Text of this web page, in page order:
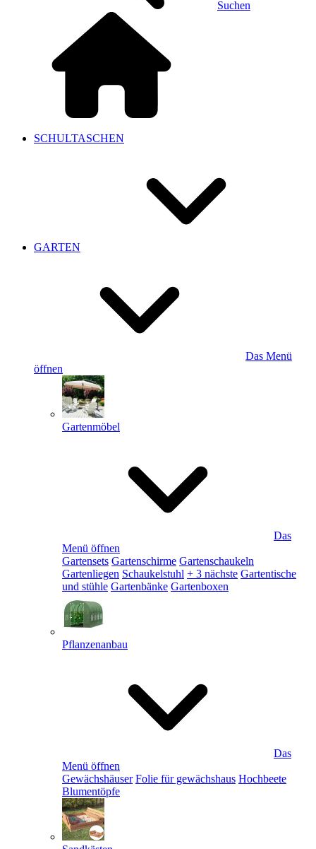
Suchen
SCHULTASCHEN
GARTEN
Das Menü
öffnen
Gartenmöbel
Das
Menü öffnen
Gartensets Gartenschirme Gartenschaukeln
Gartenliegen Schaukelstuhl + 3 nächste Gartentische
und stühle Gartenbänke Gartenboxen
Pflanzenanbau
Das
Menü öffnen
Gewächshäuser Folie für gewächshaus Hochbeete
Blumentöpfe